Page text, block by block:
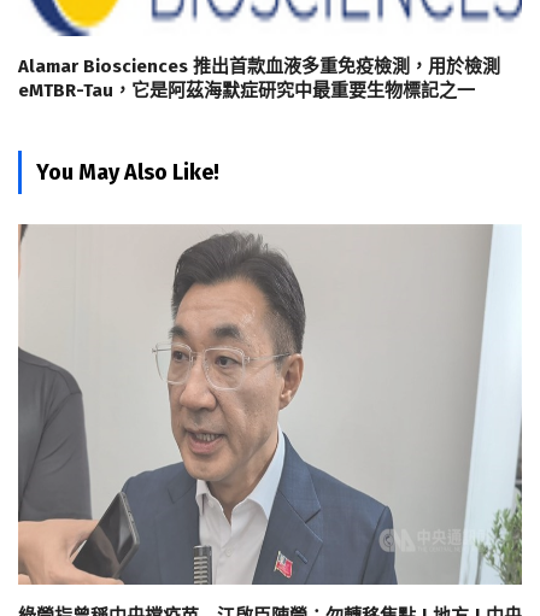
Alamar Biosciences 推出首款血液多重免疫檢測，用於檢測
eMTBR-Tau，它是阿茲海默症研究中最重要生物標記之一
You May Also Like!